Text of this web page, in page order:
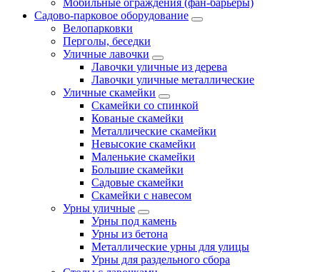
Мобильные ограждения (фан-барьеры)
Садово-парковое оборудование
Велопарковки
Перголы, беседки
Уличные лавочки
Лавочки уличные из дерева
Лавочки уличные металлические
Уличные скамейки
Скамейки со спинкой
Кованые скамейки
Металлические скамейки
Невысокие скамейки
Маленькие скамейки
Большие скамейки
Садовые скамейки
Скамейки с навесом
Урны уличные
Урны под камень
Урны из бетона
Металлические урны для улицы
Урны для раздельного сбора